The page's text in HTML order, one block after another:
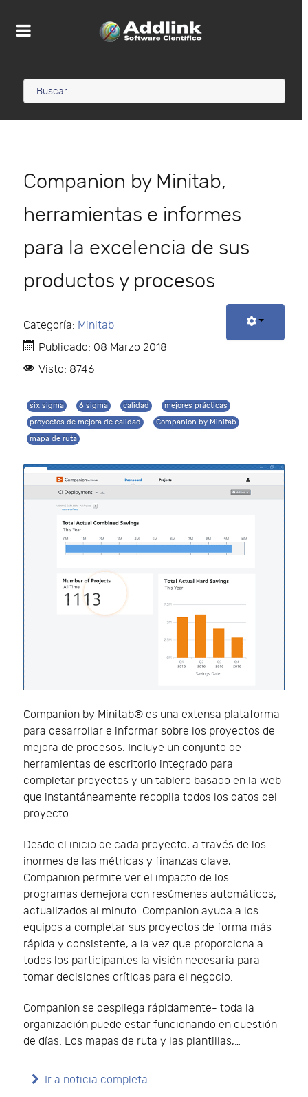
Companion by Minitab,
herramientas e informes
para la excelencia de sus
productos y procesos
Categoría: Minitab
Publicado: 08 Marzo 2018
Visto: 8746
six sigma 6 sigma calidad
mejores prácticas
proyectos de mejora de calidad
Companion by Minitab
mapa de ruta
Companion by Minitab® es una extensa plataforma
para desarrollar e informar sobre los proyectos de
mejora de procesos. Incluye un conjunto de
herramientas de escritorio integrado para
completar proyectos y un tablero basado en la web
que instantáneamente recopila todos los datos del
proyecto.
Desde el inicio de cada proyecto, a través de los
inormes de las métricas y finanzas clave,
Companion permite ver el impacto de los
programas demejora con resúmenes automáticos,
actualizados al minuto. Companion ayuda a los
equipos a completar sus proyectos de forma más
rápida y consistente, a la vez que proporciona a
todos los participantes la visión necesaria para
tomar decisiones críticas para el negocio.
Companion se despliega rápidamente- toda la
organización puede estar funcionando en cuestión
de días. Los mapas de ruta y las plantillas,…
Ir a noticia completa